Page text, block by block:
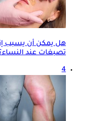
هل يمكن أن يسبب
تصبغات عند
4